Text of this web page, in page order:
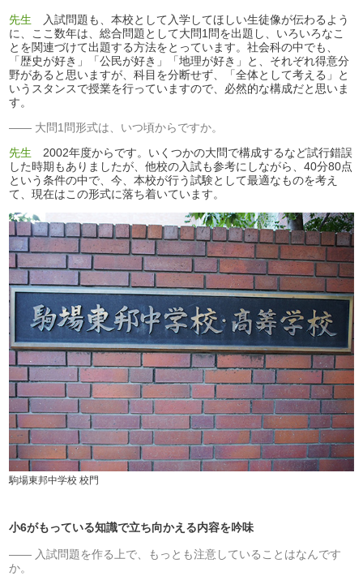
先生 入試問題も、本校として入学してほしい生徒像が伝わるよう
に、ここ数年は、総合問題として大問1問を出題し、いろいろなこ
とを関連づけて出題する方法をとっています。社会科の中でも、
「歴史が好き」「公民が好き」「地理が好き」と、それぞれ得意分
野があると思いますが、科目を分断せず、「全体として考える」と
いうスタンスで授業を行っていますので、必然的な構成だと思いま
す。
大問1問形式は、いつ頃からですか。
先生 2002年度からです。いくつかの大問で構成するなど試行錯誤
した時期もありましたが、他校の入試も参考にしながら、40分80点
という条件の中で、今、本校が行う試験として最適なものを考え
て、現在はこの形式に落ち着いています。
駒場東邦中学校 校門
小6がもっている知識で立ち向かえる内容を吟味
入試問題を作る上で、もっとも注意していることはなんです
か。